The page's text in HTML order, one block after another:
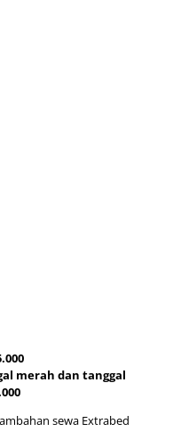
merah dan tanggal
sewa Extrabed